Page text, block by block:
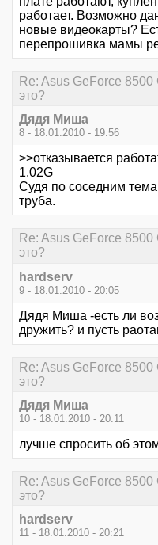
работает. Возможно
новые видеокарты?
перепрошивка мамы
Re: Asus GeForce 8500
это?
Дядя Миша
8 - 18.01.2010 - 19:56
>>отказывается
1.02G
Судя по соседним
труба.
Re: Asus GeForce 8500
это?
hardserv
9 - 18.01.2010 - 20:05
Дядя Миша -есть ли
дружить? и пусть
Re: Asus GeForce 8500
это?
Дядя Миша
10 - 18.01.2010 - 20:11
лучше спросить об
Re: Asus GeForce 8500
это?
hardserv
11 - 18.01.2010 - 20:21